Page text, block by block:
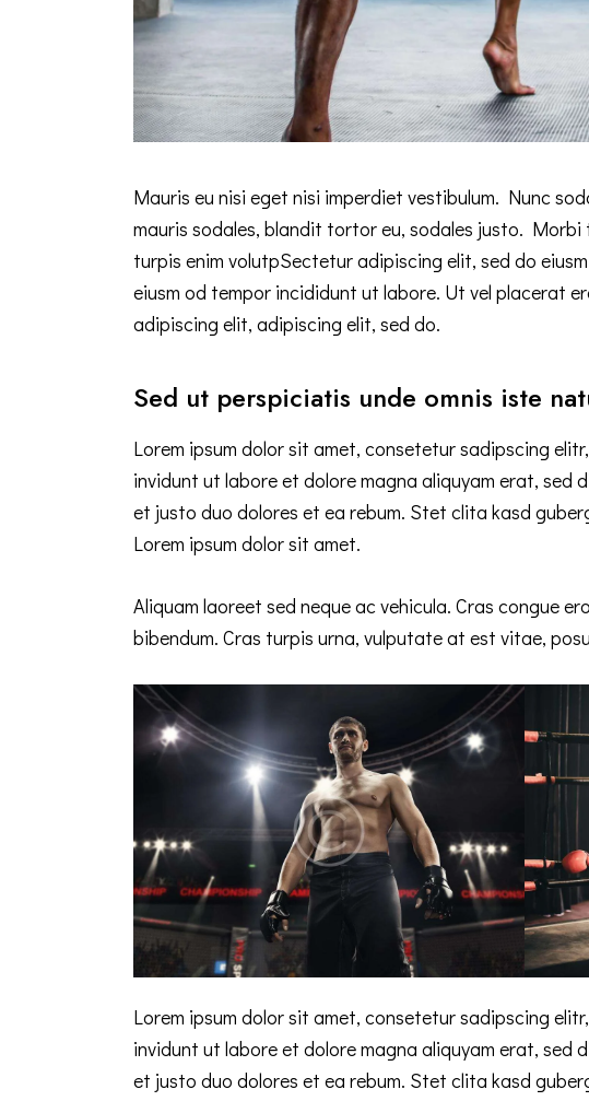
Mauris eu nisi eget nisi imperdiet vestibulum. Nunc
mauris sodales, blandit tortor eu, sodales justo.
turpis enim volutpSectetur adipiscing elit, sed do
eiusm od tempor incididunt ut labore. Ut vel placerat
adipiscing elit, adipiscing elit, sed do.
Sed ut perspiciatis unde omnis iste
Lorem ipsum dolor sit amet, consetetur sadipscing
invidunt ut labore et dolore magna aliquyam erat, sed
et justo duo dolores et ea rebum. Stet clita kasd
Lorem ipsum dolor sit amet.
Aliquam laoreet sed neque ac vehicula. Cras congue
bibendum. Cras turpis urna, vulputate at est vitae,
Lorem ipsum dolor sit amet, consetetur sadipscing
invidunt ut labore et dolore magna aliquyam erat, sed
et justo duo dolores et ea rebum. Stet clita kasd